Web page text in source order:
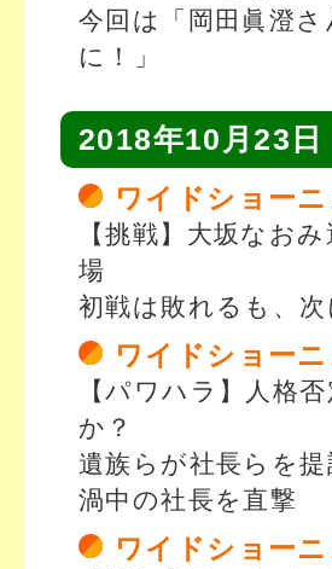
今回は「岡田眞澄
に！」
2018年10月23日
ワイドショーニ
【挑戦】大坂なお
場
初戦は敗れるも、次
ワイドショーニ
【パワハラ】人格
か？
遺族らが社長らを提
渦中の社長を直撃
ワイドショーニ